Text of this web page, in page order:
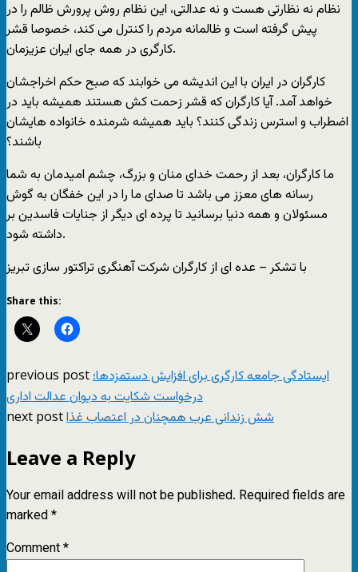
نظام نه نظارتی هست و نه عدالتی، این نظام روش پرورش ظالم را در
پیش گرفته است و ظالمانه مردم را کنترل می کند، خصوصا قشر
کارگری در همه جای ایران عزیزمان.
کارگران در ایران با این اندیشه می خوابند که صبح حکم اخراجشان
خواهد آمد. آیا کارگران که قشر زحمت کش هستند همیشه باید در
اضطراب و استرس زندگی کنند؟ باید همیشه شرمنده خانواده هایشان
باشند؟
ما کارگران، بعد از رحمت خدای منان و بزرگ، چشم امیدمان به شما
رسانه های معزز می باشد تا صدای ما را در این خفگان به گوش
مسئولان و همه دنیا برسانید تا پرده ای دیگر از جنایات فاسدین بر
داشته شود.
با تشکر – عده ای از کارگران شرکت آهنگری تراکتور سازی تبریز
Share this:
previous postایستادگی جامعه کارگری برای افزایش دستمزدها؛
درخواست شکایت به دیوان عدالت اداری
next postشش زندانی عرب همچنان در اعتصاب غذا
Leave a Reply
Your email address will not be published. Required fields are
marked*
Comment*